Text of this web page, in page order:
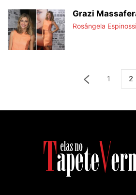
Grazi
Rosângela Espinossi
1 2